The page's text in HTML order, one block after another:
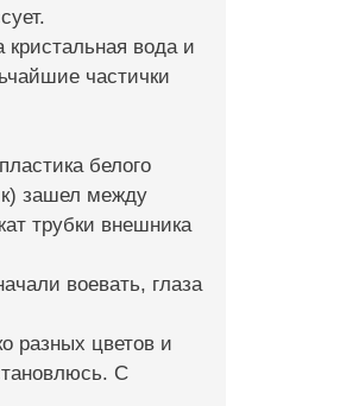
вода и
частички
белого
зашел между
трубки внешника
воевать, глаза
разных цветов и
С